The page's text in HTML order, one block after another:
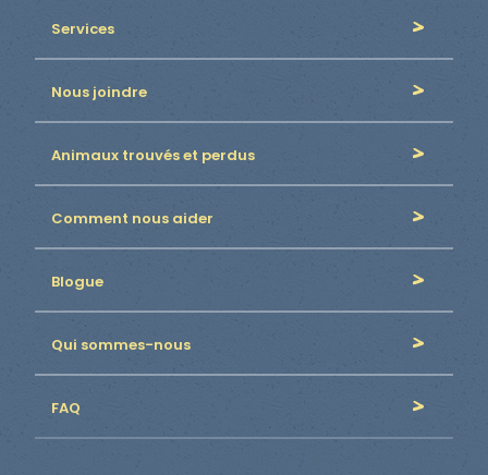
Services
Nous joindre
Animaux trouvés et perdus
Comment nous aider
Blogue
Qui sommes-nous
FAQ